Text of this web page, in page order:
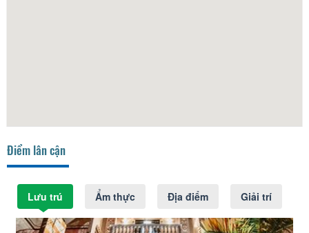
Điểm lân cận
Lưu trú Ẩm thực Địa điểm Giải trí